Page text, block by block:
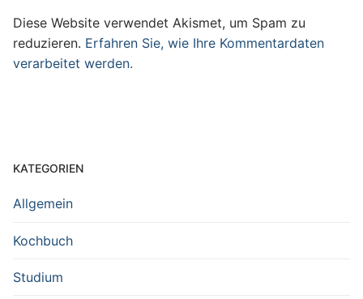
Diese Website verwendet Akismet, um Spam zu
reduzieren. Erfahren Sie, wie Ihre Kommentardaten
verarbeitet werden.
KATEGORIEN
Allgemein
Kochbuch
Studium